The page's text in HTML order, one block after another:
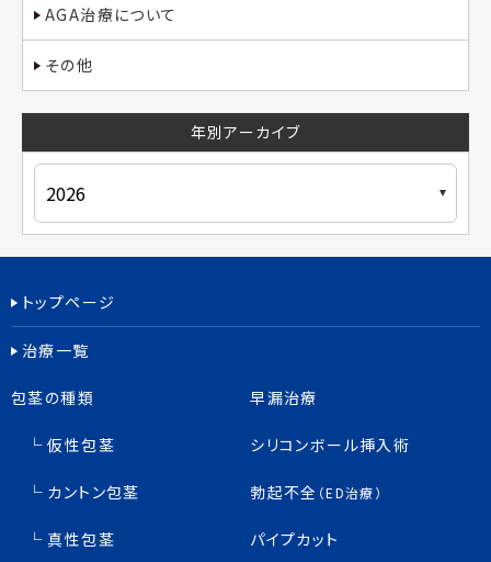
AGA治療について
その他
年別アーカイブ
トップページ
治療一覧
包茎の種類
仮性包茎
カントン包茎
真性包茎
早漏治療
シリコンボール挿入術
勃起不全 （ED治療）
パイプカット